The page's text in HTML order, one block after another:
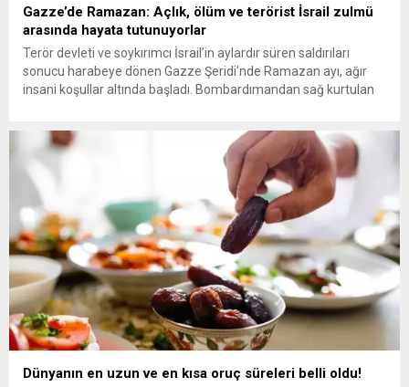
Gazze’de Ramazan: Açlık, ölüm ve terörist İsrail zulmü
arasında hayata tutunuyorlar
Terör devleti ve soykırımcı İsrail’in aylardır süren saldırıları
sonucu harabeye dönen Gazze Şeridi’nde Ramazan ayı, ağır
insani koşullar altında başladı. Bombardımandan sağ kurtulan
da derinleştiriyor. İsrail’in yoğun saldırıları sonucu büyük bir
yıkımın yaşandığı Gazze’de Ramazan...
Dünyanın en uzun ve en kısa oruç süreleri belli oldu!